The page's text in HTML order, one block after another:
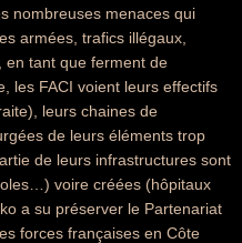
nombreuses menaces qui
armées, trafics illégaux,
tant que ferment de
les FACI voient leurs effectifs
leurs chaines de
de leurs éléments trop
de leurs infrastructures sont
voire créées (hôpitaux
a su préserver le Partenariat
forces françaises en Côte